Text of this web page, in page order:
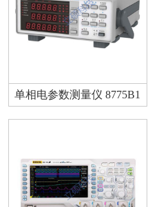
单相电参数测量仪 8775B1